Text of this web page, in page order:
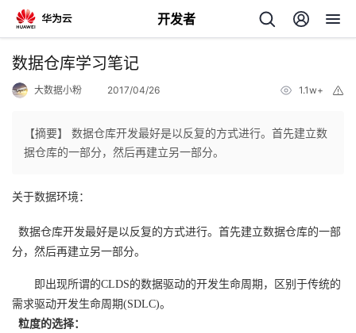
开发者
返
个
人
页
我
开
数据仓库学习笔记
大数据小粉 2017/04/26 1.1w+
【摘要】 数据仓库开发最好是以反复的方式进行。首先建立数
据仓库的一部分，然后再建立另一部分。
关于数据环境：
数据仓库开发最好是以反复的方式进行。首先建立数据仓库的一部
分，然后再建立另一部分。
即出现所谓的CLDS的数据驱动的开发生命周期，区别于传统的
需求驱动开发生命周期(SDLC)。
粒度的选择：